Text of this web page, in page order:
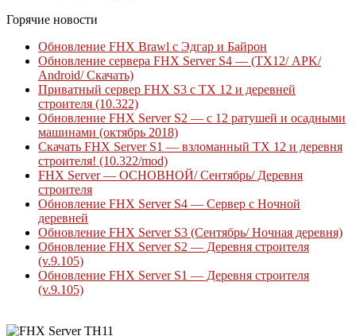
Горячие новости
Обновление FHX Brawl с Эдгар и Байрон
Обновление сервера FHX Server S4 — (ТХ12/ APK/
Android/ Скачать)
Приватный сервер FHX S3 с ТХ 12 и деревней
строителя (10.322)
Обновление FHX Server S2 — с 12 ратушей и осадными
машинами (октябрь 2018)
Скачать FHX Server S1 — взломанный ТХ 12 и деревня
строителя! (10.322/mod)
FHX Server — ОСНОВНОЙ/ Сентябрь/ Деревня
строителя
Обновление FHX Server S4 — Сервер с Ночной
деревней
Обновление FHX Server S3 (Сентябрь/ Ночная деревня)
Обновление FHX Server S2 — Деревня строителя
(v.9.105)
Обновление FHX Server S1 — Деревня строителя
(v.9.105)